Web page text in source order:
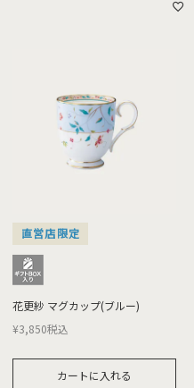
直営店限定
花更紗 マグカップ(ブルー)
¥3,850税込
カートに入れる